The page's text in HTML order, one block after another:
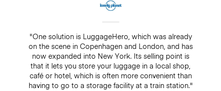
"One solution is LuggageHero, which was already
on the scene in Copenhagen and London, and has
now expanded into New York. Its selling point is
that it lets you store your luggage in a local shop,
café or hotel, which is often more convenient than
having to go to a storage facility at a train station."